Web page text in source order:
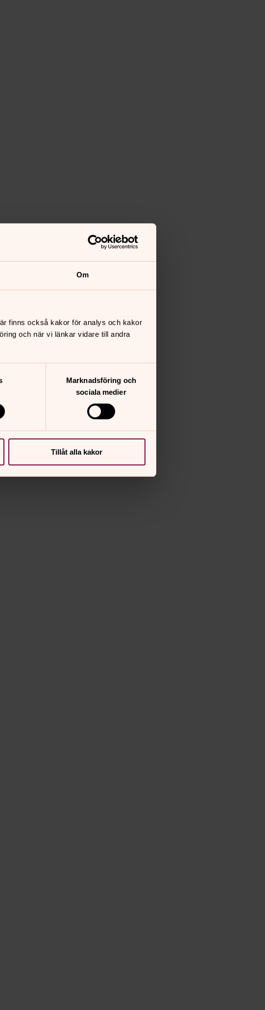
Om
finns också kakor för analys och kakor
och när vi länkar vidare till andra
Marknadsföring och
sociala medier
Tillåt alla kakor